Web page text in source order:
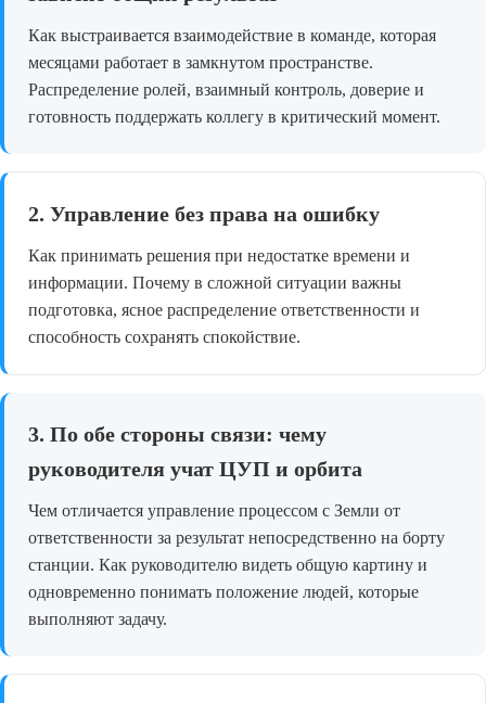
Как выстраивается взаимодействие в команде, которая
месяцами работает в замкнутом пространстве.
Распределение ролей, взаимный контроль, доверие и
готовность поддержать коллегу в критический момент.
2. Управление без права на ошибку
Как принимать решения при недостатке времени и
информации. Почему в сложной ситуации важны
подготовка, ясное распределение ответственности и
способность сохранять спокойствие.
3. По обе стороны связи: чему
руководителя учат ЦУП и орбита
Чем отличается управление процессом с Земли от
ответственности за результат непосредственно на борту
станции. Как руководителю видеть общую картину и
одновременно понимать положение людей, которые
выполняют задачу.